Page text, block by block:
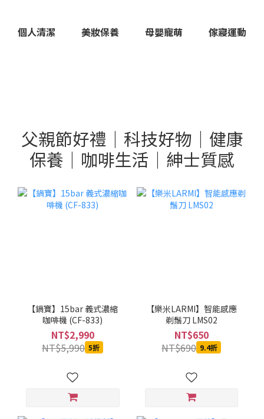
個人清潔 美妝保養 母嬰寵萌 傢寢運動
父親節好禮｜科技好物｜健康
保養｜咖啡生活｜紳士質感
【鍋寶】15bar 義式濃縮
咖啡機 (CF-833)
NT$2,990
NT$5,990 5折
【樂米LARMI】智能感應
剃鬚刀 LMS02
NT$650
NT$690 9.4折